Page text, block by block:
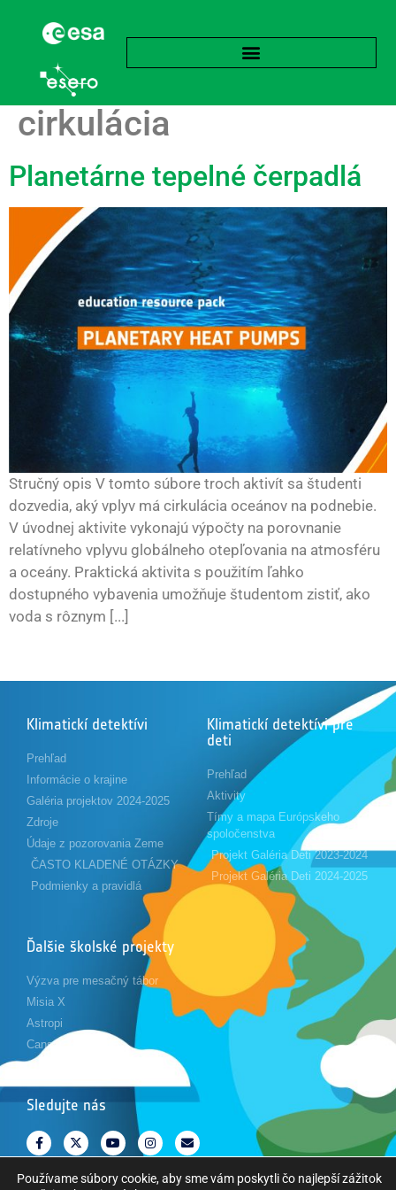
Značka:Termohalinná
cirkulácia
Planetárne tepelné čerpadlá
Stručný opis V tomto súbore troch aktivít sa študenti
dozvedia, aký vplyv má cirkulácia oceánov na podnebie.
V úvodnej aktivite vykonajú výpočty na porovnanie
relatívneho vplyvu globálneho otepľovania na atmosféru
a oceány. Praktická aktivita s použitím ľahko
dostupného vybavenia umožňuje študentom zistiť, ako
voda s rôznym [...]
Klimatickí detektívi
Prehľad
Informácie o krajine
Galéria projektov 2024-2025
Zdroje
Údaje z pozorovania Zeme
ČASTO KLADENÉ OTÁZKY
Podmienky a pravidlá
Klimatickí detektívi pre
deti
Prehľad
Aktivity
Tímy a mapa Európskeho
spoločenstva
Projekt Galéria Deti 2023-2024
Projekt Galéria Deti 2024-2025
Ďalšie školské projekty
Výzva pre mesačný tábor
Misia X
Astropi
Cansat
Sledujte nás
Používame súbory cookie, aby sme vám poskytli čo najlepší zážitok